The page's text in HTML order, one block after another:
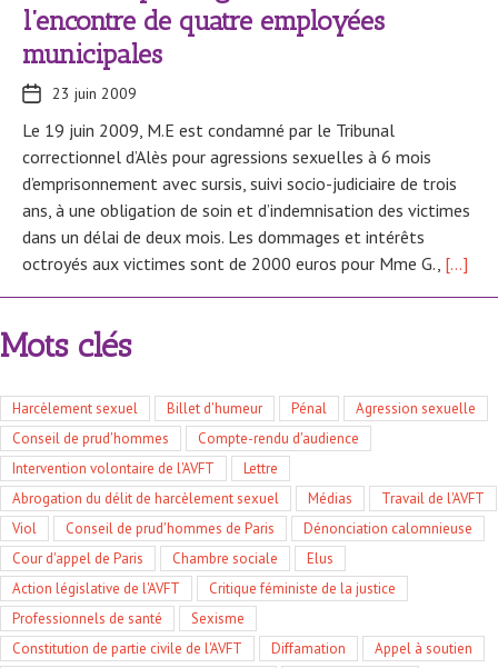
l’encontre de quatre employées
municipales
Le 19 juin 2009, M.E est condamné par le Tribunal
correctionnel d’Alès pour agressions sexuelles à 6 mois
d’emprisonnement avec sursis, suivi socio-judiciaire de trois
ans, à une obligation de soin et d’indemnisation des victimes
dans un délai de deux mois. Les dommages et intérêts
octroyés aux victimes sont de 2000 euros pour Mme G., […]
23 juin 2009
Mots clés
Harcèlement sexuel Billet d'humeur Pénal
Agression sexuelle
Conseil de prud'hommes
Compte-rendu d'audience
Intervention volontaire de l'AVFT
Lettre
Abrogation du délit de harcèlement sexuel
Médias
Travail de l'AVFT
Viol
Conseil de prud'hommes de Paris
Dénonciation calomnieuse
Cour d'appel de Paris
Chambre sociale
Elus
Action législative de l'AVFT
Critique féministe de la justice
Professionnels de santé
Sexisme
Constitution de partie civile de l'AVFT
Diffamation
Appel à soutien